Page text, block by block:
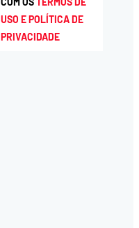
USO E POLÍTICA DE
PRIVACIDADE